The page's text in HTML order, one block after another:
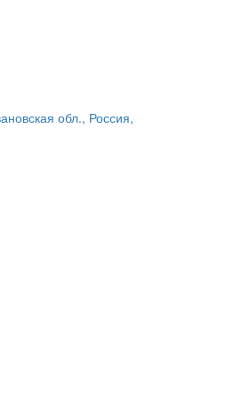
обл., Россия,